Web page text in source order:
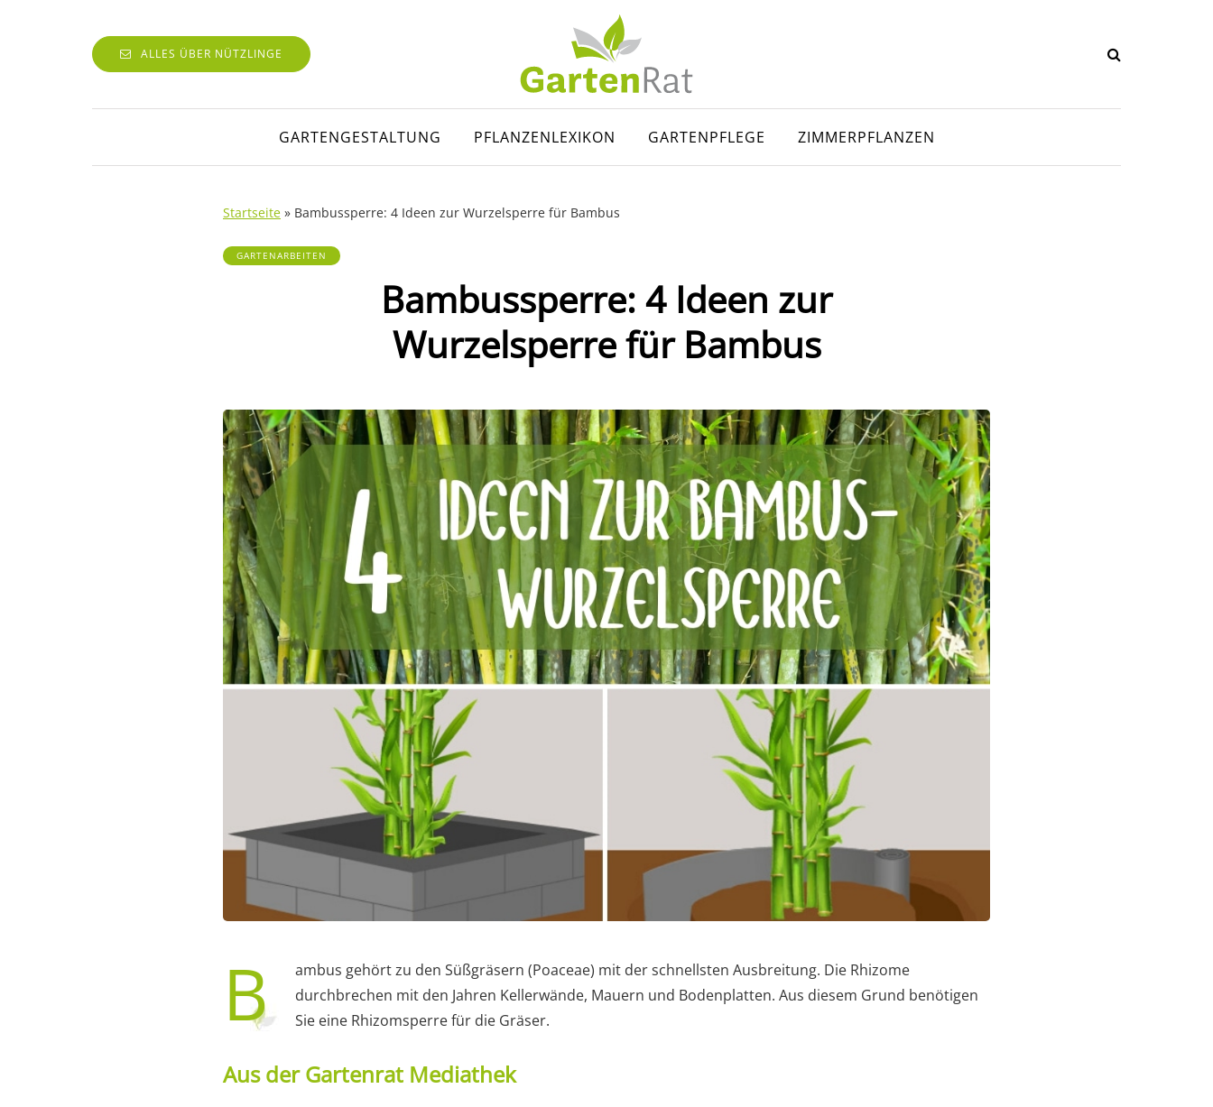
ALLES ÜBER NÜTZLINGE
GARTENGESTALTUNG PFLANZENLEXIKON GARTENPFLEGE ZIMMERPFLANZEN
Startseite » Bambussperre: 4 Ideen zur Wurzelsperre für Bambus
GARTENARBEITEN
Bambussperre: 4 Ideen zur
Wurzelsperre für Bambus
B
ambus gehört zu den Süßgräsern (Poaceae) mit der schnellsten Ausbreitung. Die Rhizome
durchbrechen mit den Jahren Kellerwände, Mauern und Bodenplatten. Aus diesem Grund benötigen
Sie eine Rhizomsperre für die Gräser.
Aus der Gartenrat Mediathek